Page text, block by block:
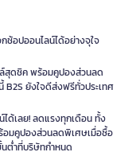
ช้อปออนไลน์ได้อย่างจุใจ
ล์สุดชิค พร้อมคูปองส่วนลด
B2S ยังใจดีส่งฟรีทั่วประเทศ
ได้เลย! ลดแรงทุกเดือน ทั้ง
อมคูปองส่วนลดพิเศษเมื่อซื้อ
นต่ำที่บริษัทกำหนด